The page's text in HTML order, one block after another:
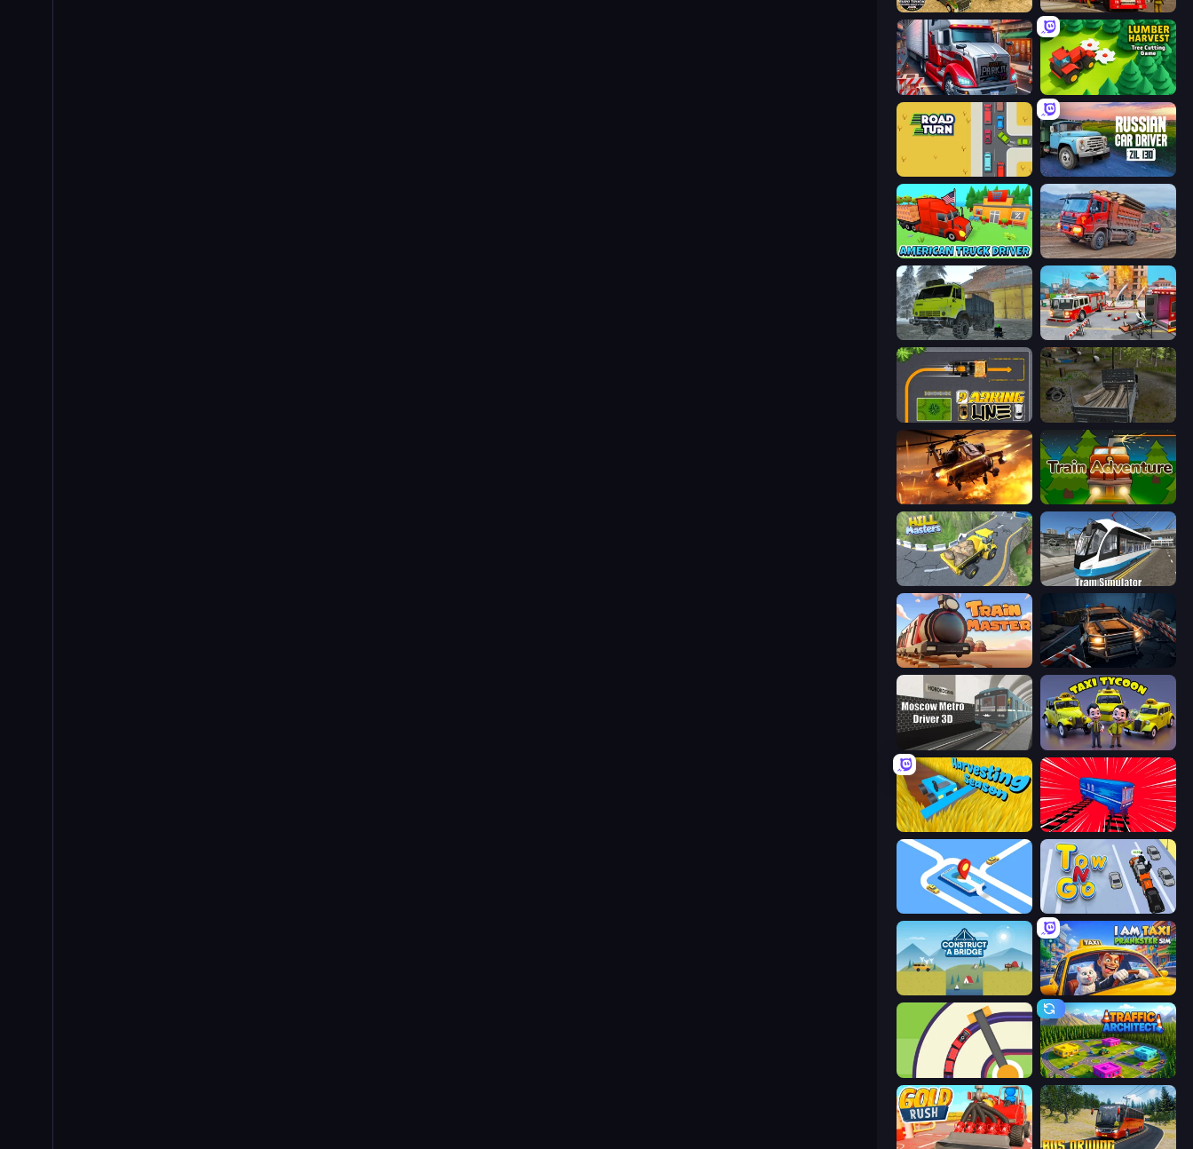
Euro Truck Driving Simulator 2025 Fire Truck Driving School
Just Park It 12 Lumber Harvest: Tree Cutting Game
Russian Car Driver ZIL 130
American Truck Driver Cargo Truck Driver Simulator
Taiga Car Driver Fireman 2024
Parking Line Russian Delivery Club Baikal
Heli Military Base Train Adventure
Hill Masters Tram Simulator
Train Master Cars vs Zombies
Taxi Tycoon: Idle Business
Harvesting Season Train Drift
Drive Taxi Tow N Go
Construct a Bridge I Am Taxi Prankster Sim
Crazy Train Snake Traffic Architect